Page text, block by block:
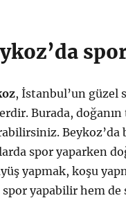
, İstanbul’un güzel
Burada, doğanın
spor yaparken
yapmak, koşu
spor yapabilir hem